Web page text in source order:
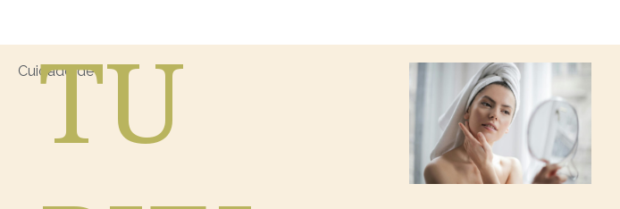
Cuidado de
TU